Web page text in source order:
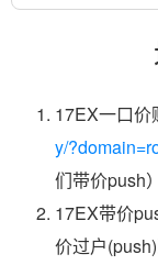
17EX一口价
y/
们带价push）
17EX带价
价过户